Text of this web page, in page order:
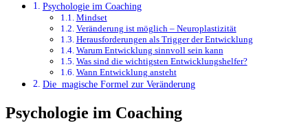
Psychologie im Coaching
Mindset
Veränderung ist möglich – Neuroplastizität
Herausforderungen als Trigger der Entwicklung
Warum Entwicklung sinnvoll sein kann
Was sind die wichtigsten Entwicklungshelfer?
Wann Entwicklung ansteht
Die magische Formel zur Veränderung
Psychologie im Coaching